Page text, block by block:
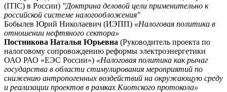
(ITIC) в России) "Доктрина деловой цели применительно к
российской системе налогообложения"
Бобылев Юрий Николаевич (ИЭПП) «Налоговая политика в
отношении нефтяного сектора»
Постникова Наталья Юрьевна (Руководитель проекта по
налоговому сопровождению реформы электроэнергетики
ОАО РАО «ЕЭС России») «Налоговая политика как рычаг
государства в области стимулирования мероприятий по
снижению антропогенных воздействий на окружающую среду
и реализации проектов в рамках Киотского протокола»